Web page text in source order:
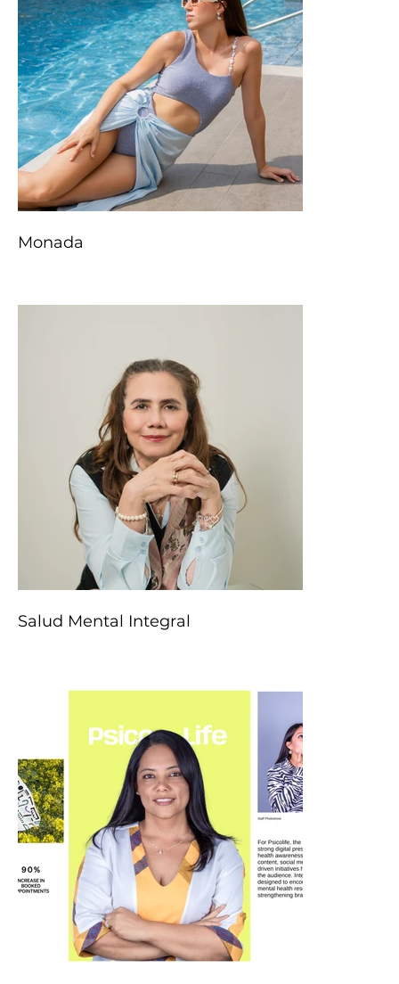
Monada
Salud Mental Integral